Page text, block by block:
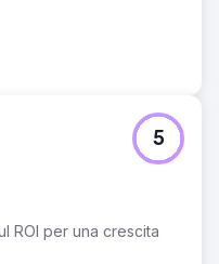
ROI per una crescita
5